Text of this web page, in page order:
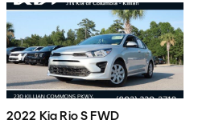
2022 Kia Rio S FWD